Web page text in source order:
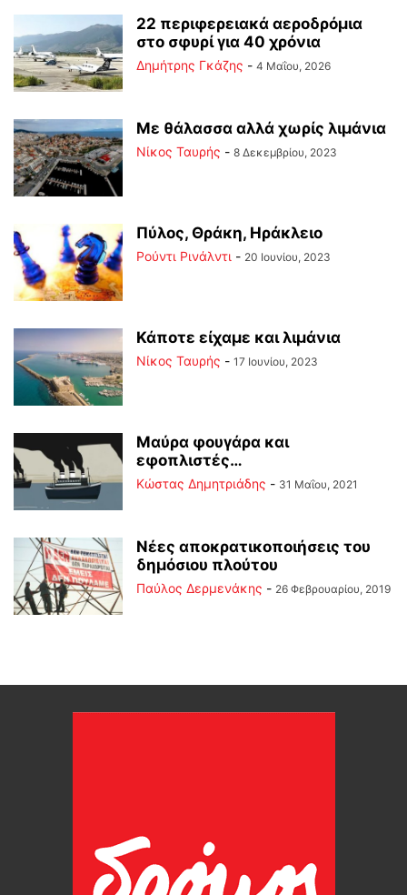
22 περιφερειακά αεροδρόμια
στο σφυρί για 40 χρόνια
Δημήτρης Γκάζης - 4 Μαΐου, 2026
Με θάλασσα αλλά χωρίς λιμάνια
Νίκος Ταυρής - 8 Δεκεμβρίου, 2023
Πύλος, Θράκη, Ηράκλειο
Ρούντι Ρινάλντι - 20 Ιουνίου, 2023
Κάποτε είχαμε και λιμάνια
Νίκος Ταυρής - 17 Ιουνίου, 2023
Μαύρα φουγάρα και
εφοπλιστές…
Kώστας Δημητριάδης - 31 Μαΐου, 2021
Νέες αποκρατικοποιήσεις του
δημόσιου πλούτου
Παύλος Δερμενάκης - 26 Φεβρουαρίου, 2019